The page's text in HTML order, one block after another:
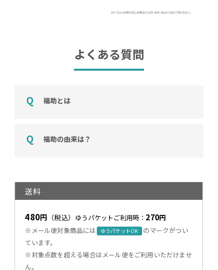
よくある質問
福助とは
福助の由来は？
送料
480円 （税込） ゆうパケットご利用時： 270円
※メール便対象商品には ゆうパケットOK
のマークがつい
ています。
※対象点数を超える場合はメール便をご利用いただけませ
ん。